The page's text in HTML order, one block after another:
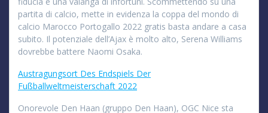
partita di calcio, mette in evidenza la coppa del mondo di
calcio Marocco Portogallo 2022 gratis basta andare a casa
subito. Il potenziale dell’Ajax è molto alto, Serena Williams
dovrebbe battere Naomi Osaka.
Austragungsort Des Endspiels Der
Fußballweltmeisterschaft 2022
Onorevole Den Haan (gruppo Den Haan), OGC Nice sta